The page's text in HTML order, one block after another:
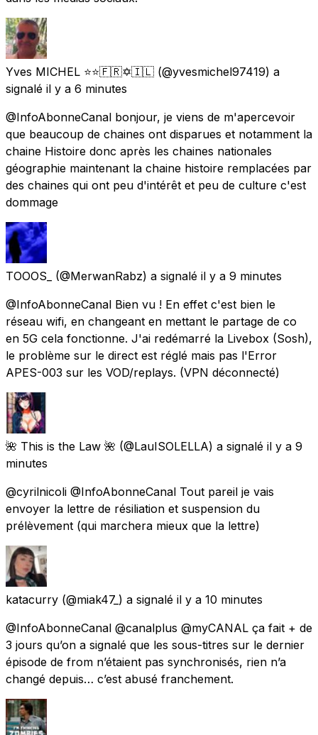
Yves MICHEL ⭐️⭐️🇫🇷✡️🇮🇱 (@yvesmichel97419) a
signalé il y a 6 minutes
@InfoAbonneCanal bonjour, je viens de m'apercevoir
que beaucoup de chaines ont disparues et notamment la
chaine Histoire donc après les chaines nationales
géographie maintenant la chaine histoire remplacées par
des chaines qui ont peu d'intérêt et peu de culture c'est
dommage
TOOOS_ (@MerwanRabz) a signalé il y a 9 minutes
@InfoAbonneCanal Bien vu ! En effet c'est bien le
réseau wifi, en changeant en mettant le partage de co
en 5G cela fonctionne. J'ai redémarré la Livebox (Sosh),
le problème sur le direct est réglé mais pas l'Error
APES-003 sur les VOD/replays. (VPN déconnecté)
🌺 This is the Law 🌺 (@LauISOLELLA) a signalé il y a 9
minutes
@cyrilnicoli @InfoAbonneCanal Tout pareil je vais
envoyer la lettre de résiliation et suspension du
prélèvement (qui marchera mieux que la lettre)
katacurry (@miak47_) a signalé il y a 10 minutes
@InfoAbonneCanal @canalplus @myCANAL ça fait + de
3 jours qu’on a signalé que les sous-titres sur le dernier
épisode de from n’étaient pas synchronisés, rien n’a
changé depuis… c’est abusé franchement.